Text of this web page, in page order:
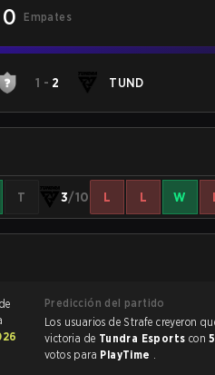
0 Empates
1 - 2 TUND
T 3/10 L L W
Predicción del partido
Los usuarios de Strafe creyeron que sería un partido reñido, y predijeron la
victoria de Tundra Esports con
votos para PlayTime .